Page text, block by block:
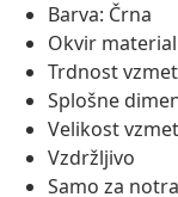
Barva: Črna
Okvir
Trdnost
Splošne
Velikost
Vzdržljivo
Samo za